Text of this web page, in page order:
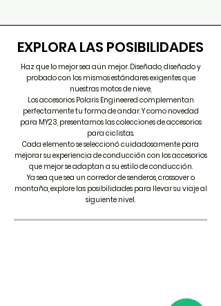
EXPLORA LAS POSIBILIDADES
Haz que lo mejor sea aún mejor. Diseñado, diseñado y
probado con los mismos estándares exigentes que
nuestras motos de nieve,
Los accesorios Polaris Engineered complementan
perfectamente tu forma de andar. Y como novedad
para MY23, presentamos las colecciones de accesorios
para ciclistas.
Cada elemento se seleccionó cuidadosamente para
mejorar su experiencia de conducción con los accesorios
que mejor se adaptan a su estilo de conducción.
Ya sea que sea un corredor de senderos, crossover o
montaña, explore las posibilidades para llevar su viaje al
siguiente nivel.